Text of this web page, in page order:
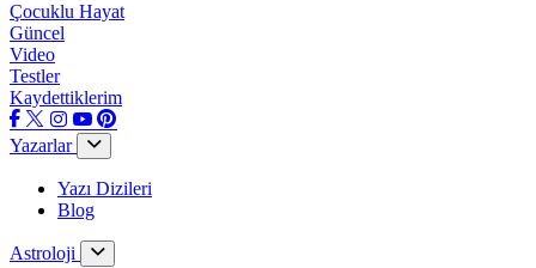
Çocuklu Hayat
Güncel
Video
Testler
Kaydettiklerim
Yazarlar
Yazı Dizileri
Blog
Astroloji